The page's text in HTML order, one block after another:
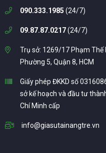
090.333.1985 (24/7)
09.87.87.0217(24/7)
Trụ sở: 1269/17 Phạm Thế
Phường 5, Quận 8, HCM
Giấy phép ĐKKD số
sở kế hoạch và đầu tư
Chí Minh cấp
info@giasutainangtre.vn